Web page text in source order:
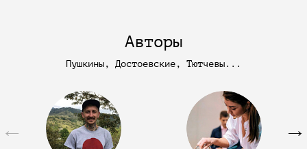
Авторы
Пушкины, Достоевские, Тютчевы...
← →